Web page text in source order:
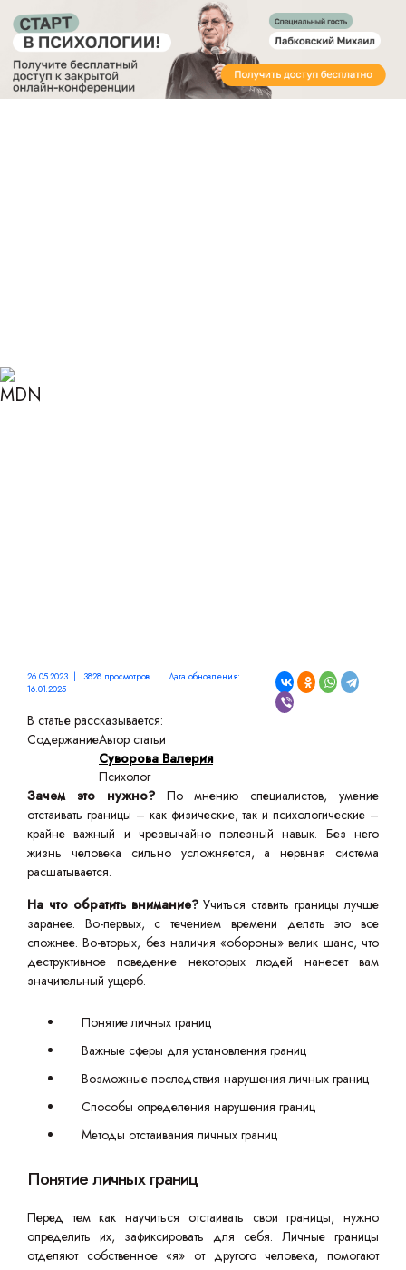
26.05.2023 | 3828 просмотров | Дата обновления:
16.01.2025
В статье рассказывается:
СодержаниеАвтор статьи
Суворова Валерия
Психолог
Зачем это нужно?По мнению специалистов, умение
отстаивать границы – как физические, так и психологические –
крайне важный и чрезвычайно полезный навык. Без него
жизнь человека сильно усложняется, а нервная система
расшатывается.
На что обратить внимание?Учиться ставить границы лучше
заранее. Во-первых, с течением времени делать это все
сложнее. Во-вторых, без наличия «обороны» велик шанс, что
деструктивное поведение некоторых людей нанесет вам
значительный ущерб.
Понятие личных границ
Важные сферы для установления границ
Возможные последствия нарушения личных границ
Способы определения нарушения границ
Методы отстаивания личных границ
Понятие личных границ
Перед тем как научиться отстаивать свои границы, нужно
определить их, зафиксировать для себя. Личные границы
отделяют собственное «я» от другого человека, помогают